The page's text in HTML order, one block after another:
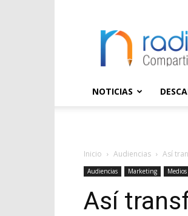
NOTICIAS
Inicio Audiencias Así
Audiencias Marketing Medios
Así